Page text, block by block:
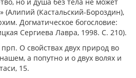
(Алипий (Кастальский-Бороздин),
Догматическое богословие:
Сергиева Лавра, 1998. С. 210).
О свойствах двух природ во
а попутно и о двух волях и
15.